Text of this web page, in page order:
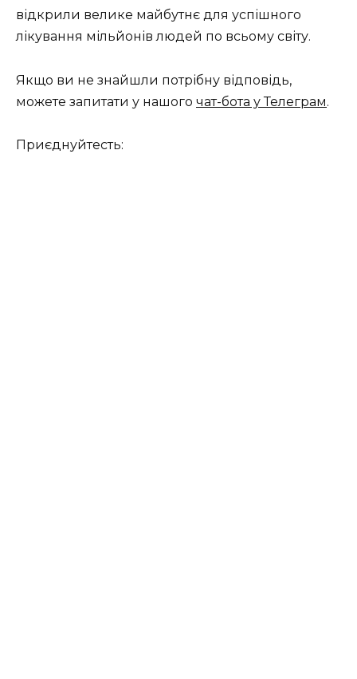
відкрили велике майбутнє для успішного
лікування мільйонів людей по всьому світу.
Якщо ви не знайшли потрібну відповідь,
можете запитати у нашого чат-бота у Телеграм.
Приєднуйтесть: